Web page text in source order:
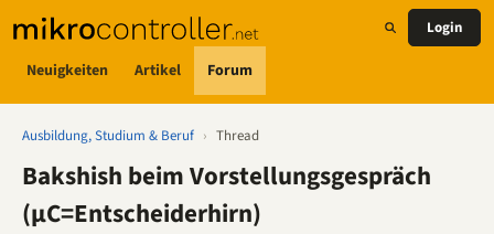
Neuigkeiten Artikel Forum
Login
Ausbildung, Studium & Beruf › Thread
Bakshish beim Vorstellungsgespräch
(µC=Entscheiderhirn)